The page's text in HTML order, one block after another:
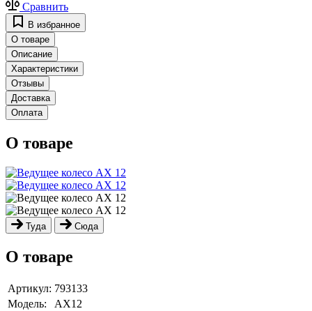
Сравнить
В избранное
О товаре
Описание
Характеристики
Отзывы
Доставка
Оплата
О товаре
Туда Сюда
О товаре
Артикул: 793133
Модель:
AX12